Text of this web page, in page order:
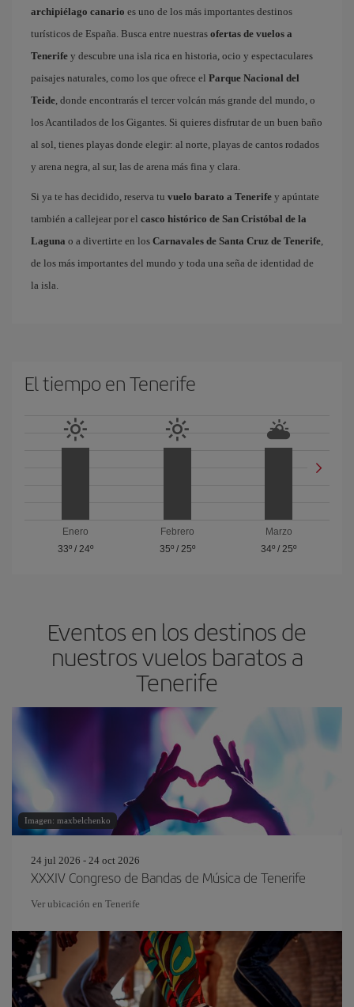
archipiélago canario es uno de los más importantes destinos
turísticos de España. Busca entre nuestras ofertas de vuelos a
Tenerife y descubre una isla rica en historia, ocio y espectaculares
paisajes naturales, como los que ofrece el Parque Nacional del
Teide, donde encontrarás el tercer volcán más grande del mundo, o
los Acantilados de los Gigantes. Si quieres disfrutar de un buen baño
al sol, tienes playas donde elegir: al norte, playas de cantos rodados
y arena negra, al sur, las de arena más fina y clara.
Si ya te has decidido, reserva tu vuelo barato a Tenerife y apúntate
también a callejear por el casco histórico de San Cristóbal de la
Laguna o a divertirte en los Carnavales de Santa Cruz de Tenerife,
de los más importantes del mundo y toda una seña de identidad de
la isla.
El tiempo en Tenerife
Enero
33º/ 24º
Febrero
35º/ 25º
Marzo
34º /25º
Eventos en los destinos de
nuestros vuelos baratos a
Tenerife
Imagen: maxbelchenko
24 jul 2026 - 24 oct 2026
XXXIV Congreso de Bandas de Música de Tenerife
Ver ubicación en Tenerife